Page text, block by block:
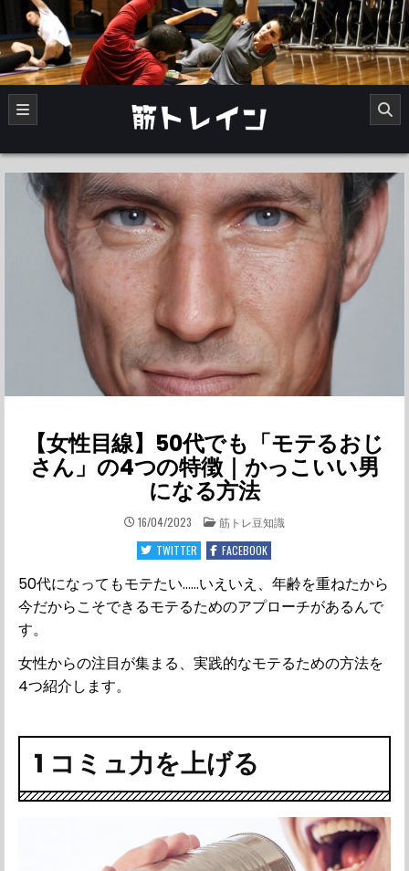
content
中年の筋トレダイエット
【女性目線】50代でも「モテるおじ
さん」の4つの特徴｜かっこいい男
になる方法
16/04/2023 POSTED
IN
筋トレ豆知識
TWITTER
FACEBOOK
50代になってもモテたい……いえいえ、年齢を重ねたから
今だからこそできるモテるためのアプローチがあるんで
す。
女性からの注目が集まる、実践的なモテるための方法を
4つ紹介します。
1 コミュ力を上げる